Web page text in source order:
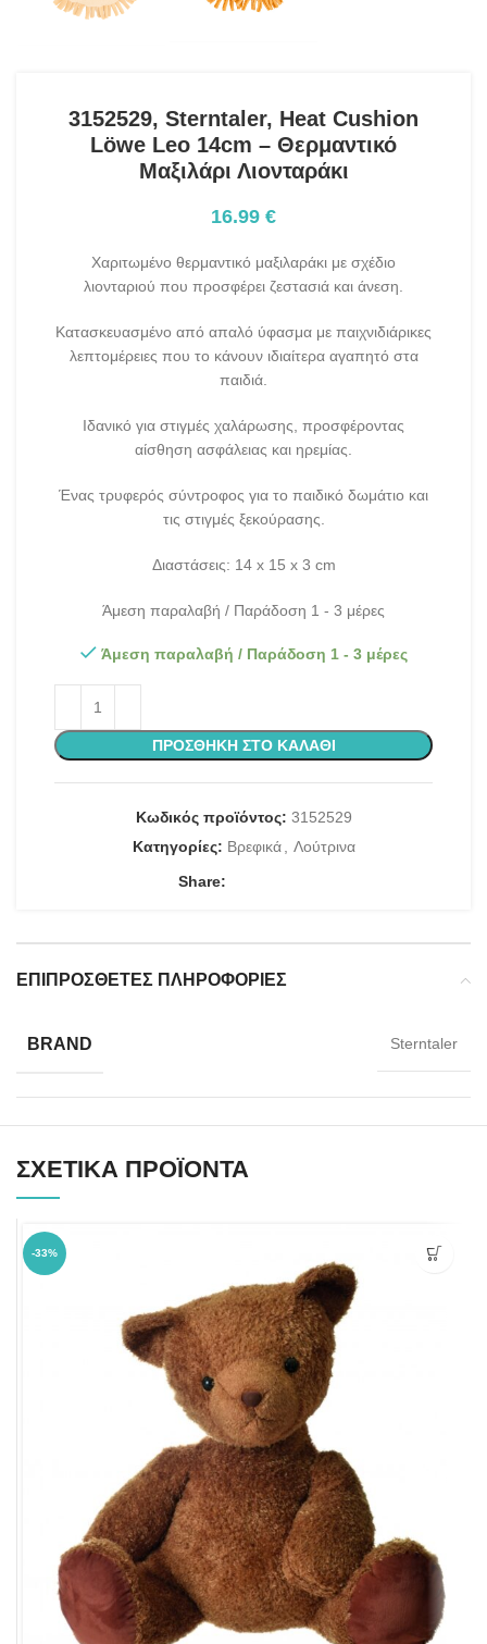
3152529, Sterntaler, Heat Cushion
Löwe Leo 14cm – Θερμαντικό
Μαξιλάρι Λιονταράκι
16.99 €
Χαριτωμένο θερμαντικό μαξιλαράκι με σχέδιο
λιονταριού που προσφέρει ζεστασιά και άνεση.
Κατασκευασμένο από απαλό ύφασμα με παιχνιδιάρικες
λεπτομέρειες που το κάνουν ιδιαίτερα αγαπητό στα
παιδιά.
Ιδανικό για στιγμές χαλάρωσης, προσφέροντας
αίσθηση ασφάλειας και ηρεμίας.
Ένας τρυφερός σύντροφος για το παιδικό δωμάτιο και
τις στιγμές ξεκούρασης.
Διαστάσεις: 14 x 15 x 3 cm
Άμεση παραλαβή / Παράδοση 1 - 3 μέρες
Άμεση παραλαβή / Παράδοση 1 - 3 μέρες
ΠΡΟΣΘΉΚΗ ΣΤΟ ΚΑΛΆΘΙ
Κωδικός προϊόντος: 3152529
Κατηγορίες: Βρεφικά
Λούτρινα
Share:
ΕΠΙΠΡΌΣΘΕΤΕΣ ΠΛΗΡΟΦΟΡΊΕΣ
BRAND Sterntaler
ΣΧΕΤΙΚΆ ΠΡΟΪΌΝΤΑ
-33%